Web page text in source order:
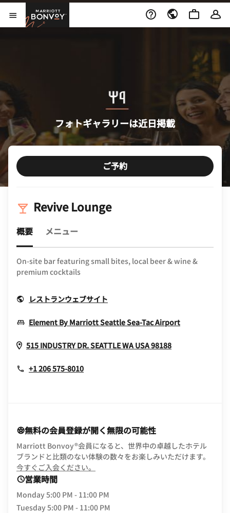
Skip to Content
メニューを開く
Marriott Bonvoy
フォトギャラリーは近日掲載
Revive Lounge
ご予約
概要 メニュー
On-site bar featuring small bites, local beer & wine &
premium cocktails
レストランウェブサイト
Element By Marriott Seattle Sea-Tac AirportOpens In
515 INDUSTRY DR.SEATTLEWA USA98188Opens In New
+1 206 575-8010
無料の会員登録が開く無限の可能性
Marriott Bonvoy®会員になると、世界中の卓越したホテル
ブランドと比類のない体験の数々をお楽しみいただけます。
今すぐご入会ください。
営業時間
Monday5:00 PM - 11:00 PM
Tuesday5:00 PM - 11:00 PM